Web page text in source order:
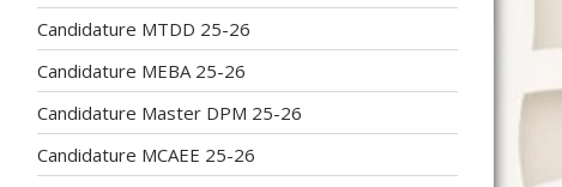
Candidature MTDD 25-26
Candidature MEBA 25-26
Candidature Master DPM 25-26
Candidature MCAEE 25-26